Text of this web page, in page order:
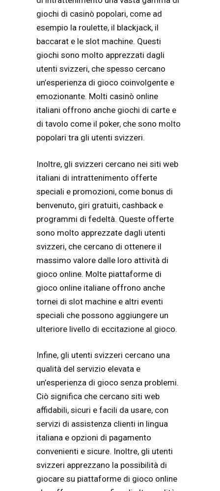
giochi di casinò popolari, come ad
esempio la roulette, il blackjack, il
baccarat e le slot machine. Questi
giochi sono molto apprezzati dagli
utenti svizzeri, che spesso cercano
un’esperienza di gioco coinvolgente e
emozionante. Molti casinò online
italiani offrono anche giochi di carte e
di tavolo come il poker, che sono molto
popolari tra gli utenti svizzeri.
Inoltre, gli svizzeri cercano nei siti web
italiani di intrattenimento offerte
speciali e promozioni, come bonus di
benvenuto, giri gratuiti, cashback e
programmi di fedeltà. Queste offerte
sono molto apprezzate dagli utenti
svizzeri, che cercano di ottenere il
massimo valore dalle loro attività di
gioco online. Molte piattaforme di
gioco online italiane offrono anche
tornei di slot machine e altri eventi
speciali che possono aggiungere un
ulteriore livello di eccitazione al gioco.
Infine, gli utenti svizzeri cercano una
qualità del servizio elevata e
un’esperienza di gioco senza problemi.
Ciò significa che cercano siti web
affidabili, sicuri e facili da usare, con
servizi di assistenza clienti in lingua
italiana e opzioni di pagamento
convenienti e sicure. Inoltre, gli utenti
svizzeri apprezzano la possibilità di
giocare su piattaforme di gioco online